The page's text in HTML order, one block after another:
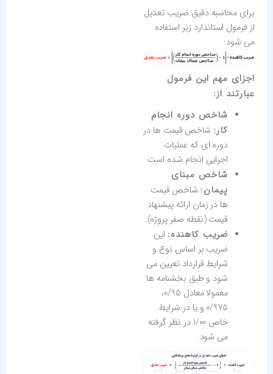
برای محاسبه دقیق ضریب تعدیل
از فرمول استاندارد زیر استفاده
می شود:
اجزای مهم این فرمول
عبارتند از:
شاخص دوره انجام
کار: شاخص قیمت ها در
دوره ای که عملیات
اجرایی انجام شده است.
شاخص مبنای
پیمان: شاخص قیمت
ها در زمان ارائه پیشنهاد
قیمت (نقطه صفر پروژه).
ضریب کاهنده: این
ضریب بر اساس نوع و
شرایط قرارداد تعیین می
شود و طبق بخشنامه ها
معمولا معادل 0/95،
0/975 و یا در شرایط
خاص 1/00 در نظر گرفته
می شود.